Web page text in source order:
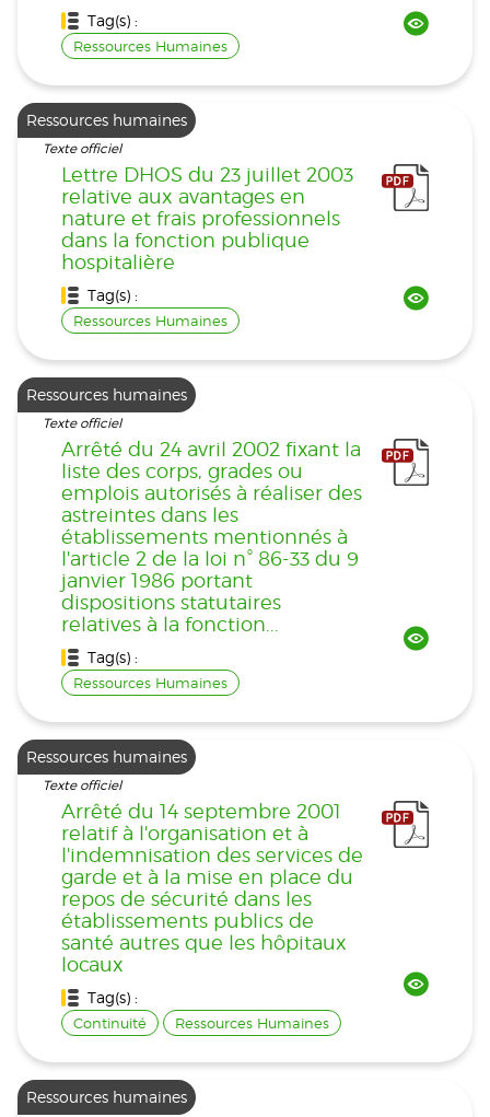
Tag(s) :
Ressources Humaines
Ressources humaines
Texte officiel
Lettre DHOS du 23 juillet 2003
relative aux avantages en
nature et frais professionnels
dans la fonction publique
hospitalière
Tag(s) :
Ressources Humaines
Ressources humaines
Texte officiel
Arrêté du 24 avril 2002 fixant la
liste des corps, grades ou
emplois autorisés à réaliser des
astreintes dans les
établissements mentionnés à
l'article 2 de la loi n° 86-33 du 9
janvier 1986 portant
dispositions statutaires
relatives à la fonction...
Tag(s) :
Ressources Humaines
Ressources humaines
Texte officiel
Arrêté du 14 septembre 2001
relatif à l'organisation et à
l'indemnisation des services de
garde et à la mise en place du
repos de sécurité dans les
établissements publics de
santé autres que les hôpitaux
locaux
Tag(s) :
Continuité Ressources Humaines
Ressources humaines